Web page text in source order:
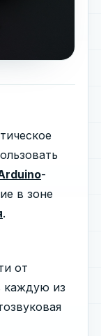
-
в зоне
.
от
каждую из